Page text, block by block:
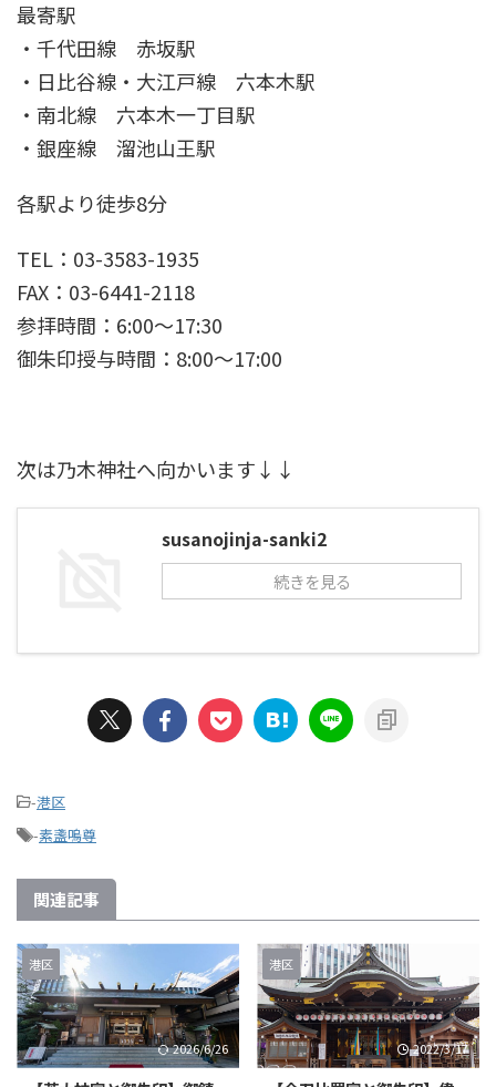
最寄駅
・千代田線 赤坂駅
・日比谷線・大江戸線 六本木駅
・南北線 六本木一丁目駅
・銀座線 溜池山王駅
各駅より徒歩8分
TEL：03-3583-1935
FAX：03-6441-2118
参拝時間：6:00〜17:30
御朱印授与時間：8:00〜17:00
次は乃木神社へ向かいます↓↓
susanojinja-sanki2
続きを見る
-港区
-素盞嗚尊
関連記事
港区
2026/6/26
港区
2022/3/17